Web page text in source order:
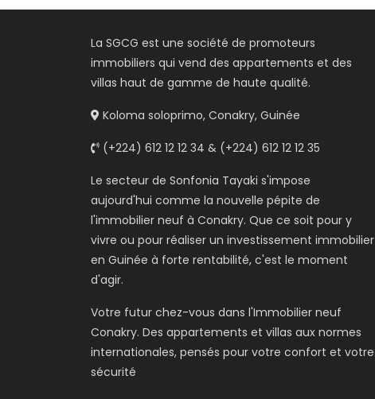
La SGCG est une société de promoteurs
immobiliers qui vend des appartements et des
villas haut de gamme de haute qualité.
Koloma soloprimo, Conakry, Guinée
(+224) 612 12 12 34 & (+224) 612 12 12 35
Le secteur de Sonfonia Tayaki s'impose
aujourd'hui comme la nouvelle pépite de
l'immobilier neuf à Conakry. Que ce soit pour y
vivre ou pour réaliser un investissement immobilier
en Guinée à forte rentabilité, c'est le moment
d'agir.
Votre futur chez-vous dans l'Immobilier neuf
Conakry. Des appartements et villas aux normes
internationales, pensés pour votre confort et votre
sécurité